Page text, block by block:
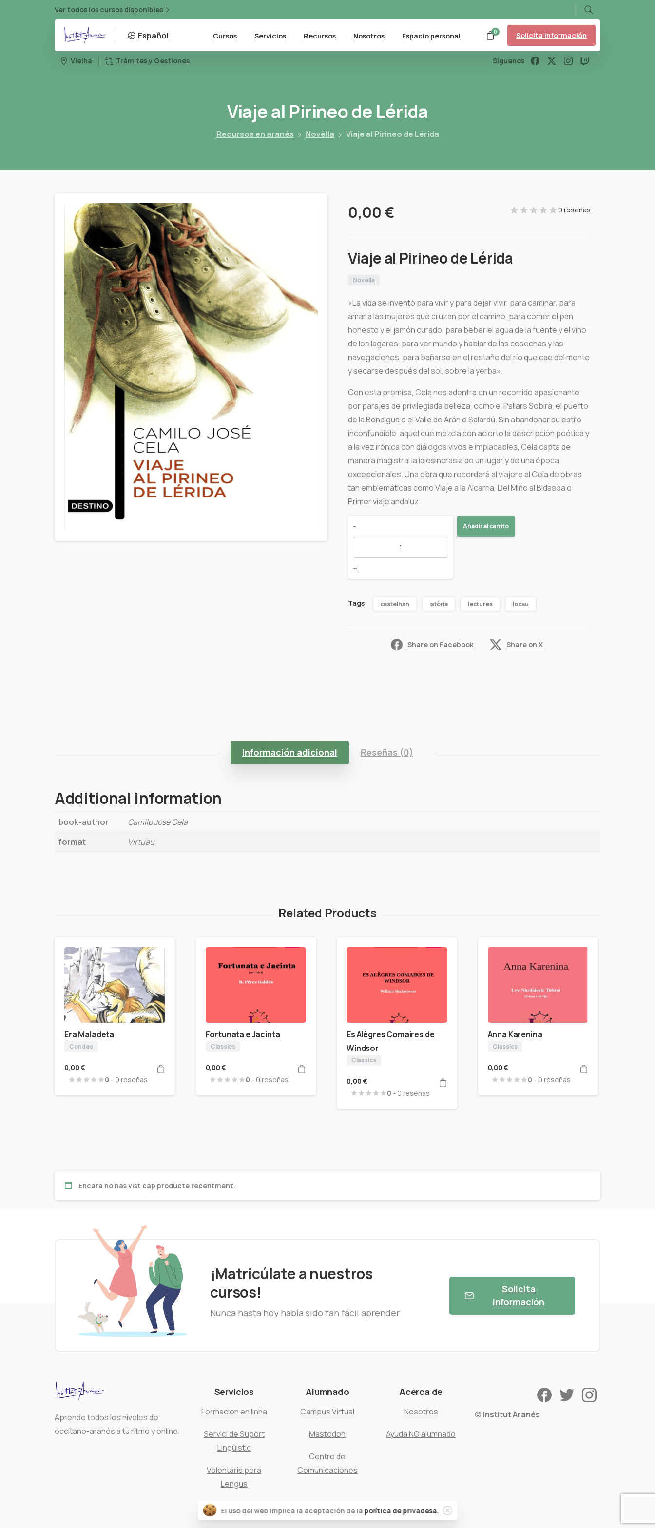
Ver todos los cursos disponibles
Search
Español Cursos Servicios Recursos Nosotros Espacio personal 0 Solicita información
Vielha Trámites y Gestiones Síguenos
Viajeal Pirineode Lérida
Recursos en aranés Novèlla Viaje al Pirineo de Lérida
0,00€ 0 reseñas
Viaje al Pirineo de Lérida
Novèlla
«La vida se inventó para vivir y para dejar vivir, para caminar, para
amar a las mujeres que cruzan por el camino, para comer el pan
honesto y el jamón curado, para beber el agua de la fuente y el vino
de los lagares, para ver mundo y hablar de las cosechas y las
navegaciones, para bañarse en el restaño del río que cae del monte
y secarse después del sol, sobre la yerba».
Con esta premisa, Cela nos adentra en un recorrido apasionante
por parajes de privilegiada belleza, como el Pallars Sobirà, el puerto
de la Bonaigua o el Valle de Arán o Salardú. Sin abandonar su estilo
inconfundible, aquel que mezcla con acierto la descripción poética y
a la vez irónica con diálogos vivos e implacables, Cela capta de
manera magistral la idiosincrasia de un lugar y de una época
excepcionales. Una obra que recordará al viajero al Cela de obras
tan emblemáticas como Viaje a la Alcarria, Del Miño al Bidasoa o
Primer viaje andaluz.
Viaje
Pirineo
Lérida
-
+
Añadir al carrito
Tags: castelhan istòria lectures locau
Share on Facebook Share on X
Información adicional Reseñas (0)
Additional information
book-author
Camilo José Cela
format
Virtuau
Related Products
Era Maladeta
Condes
0,00 €
0 - 0 reseñas
Fortunata e Jacinta
Classics
0,00 €
0 - 0 reseñas
Es Alègres Comaires de
Windsor
Classics
0,00 €
0 - 0 reseñas
Anna Karenina
Classics
0,00 €
0 - 0 reseñas
Encara no has vist cap producte recentment.
¡Matricúlate a nuestros
cursos!
Nunca hasta hoy había sido tan fácil aprender
Solicita
información
Aprende todos los niveles de
occitano-aranés a tu ritmo y online.
Servicios
Formacion en linha
Servici de Supòrt
Lingüistic
Volontaris pera
Lengua
Alumnado
Campus Virtual
Mastodon
Centro de
Comunicaciones
Acerca de
Nosotros
Ayuda NO alumnado
© Institut Aranés
El uso del web implica la aceptación de la política de privadesa. Close